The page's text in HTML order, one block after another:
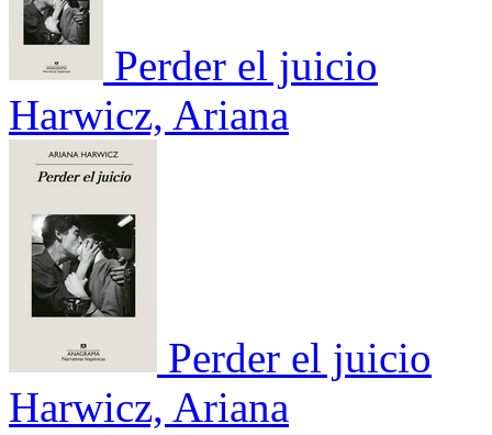
Perder el juicio
Harwicz, Ariana
Perder el juicio
Harwicz, Ariana